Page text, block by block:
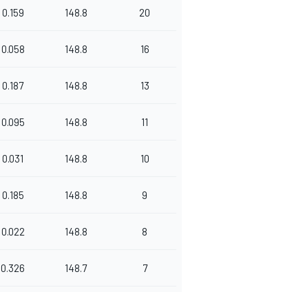
0.159 148.8 20
0.058 148.8 16
0.187 148.8 13
0.095 148.8 11
0.031 148.8 10
0.185 148.8 9
0.022 148.8 8
0.326 148.7 7